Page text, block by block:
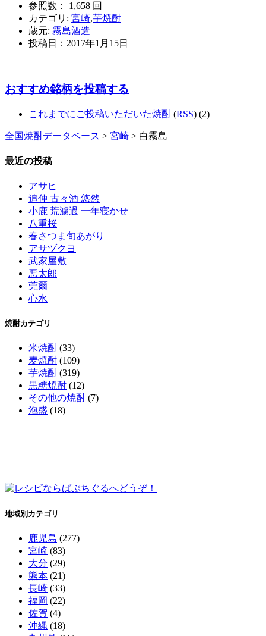
参照数： 1,658 回
カテゴリ: 宮崎,芋焼酎
蔵元: 霧島酒造
投稿日： 2017年1月15日
おすすめ銘柄を投稿する
これまでにご投稿いただいた焼酎 (RSS) (2)
全国焼酎データベース > 宮崎 > 白霧島
最近の投稿
アサヒ
追伸 古々酒 悠然
小鹿 荒濾過 一年寝かせ
八重桜
春さつま旬あがり
アサヅクヨ
武家屋敷
悪太郎
莞爾
心水
焼酎カテゴリ
米焼酎 (33)
麦焼酎 (109)
芋焼酎 (319)
黒糖焼酎 (12)
その他の焼酎 (7)
泡盛 (18)
地域別カテゴリ
鹿児島 (277)
宮崎 (83)
大分 (29)
熊本 (21)
長崎 (33)
福岡 (22)
佐賀 (4)
沖縄 (18)